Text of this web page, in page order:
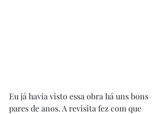
Eu já havia visto essa obra há uns bons
pares de anos. A revisita fez com que